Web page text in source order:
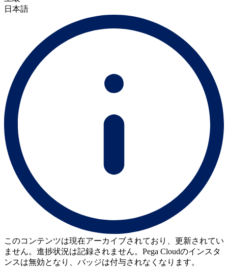
日本語
このコンテンツは現在アーカイブされており、更新されてい
ません。進捗状況は記録されません。Pega Cloudのインスタ
ンスは無効となり、バッジは付与されなくなります。